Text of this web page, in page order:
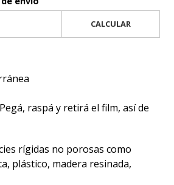
CALCULAR
Pegá, raspá y retirá el film, así de
rígidas no porosas como
plástico, madera resinada,